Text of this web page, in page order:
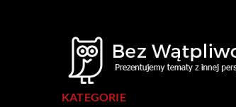
KATEGORIE